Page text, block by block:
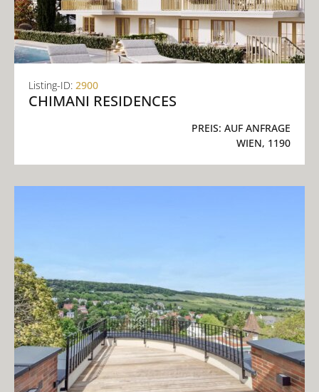
Listing-ID: 2900
CHIMANI RESIDENCES
PREIS: AUF ANFRAGE
WIEN, 1190